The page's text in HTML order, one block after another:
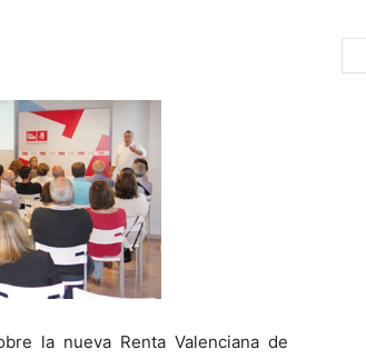
la nueva Renta Valenciana de